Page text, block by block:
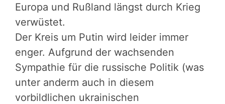
Europa und Rußland längst durch Krieg
verwüstet.
Der Kreis um Putin wird leider immer
enger. Aufgrund der wachsenden
Sympathie für die russische Politik (was
unter anderm auch in diesem
vorbildlichen ukrainischen